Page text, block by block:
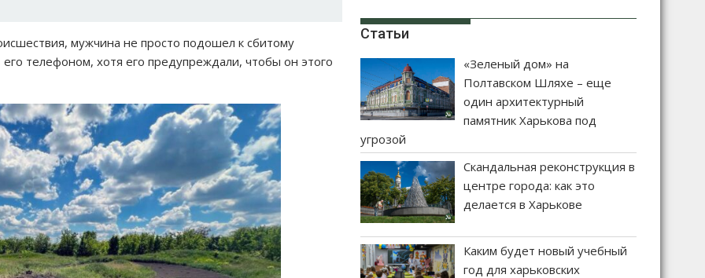
мужчина не просто подошел к сбитому
телефоном, хотя его предупреждали, чтобы он этого
Статьи
«Зеленый дом» на
Полтавском Шляхе – еще
один архитектурный
памятник Харькова под
угрозой
Скандальная реконструкция в
центре города: как это
делается в Харькове
Каким будет новый учебный
год для харьковских